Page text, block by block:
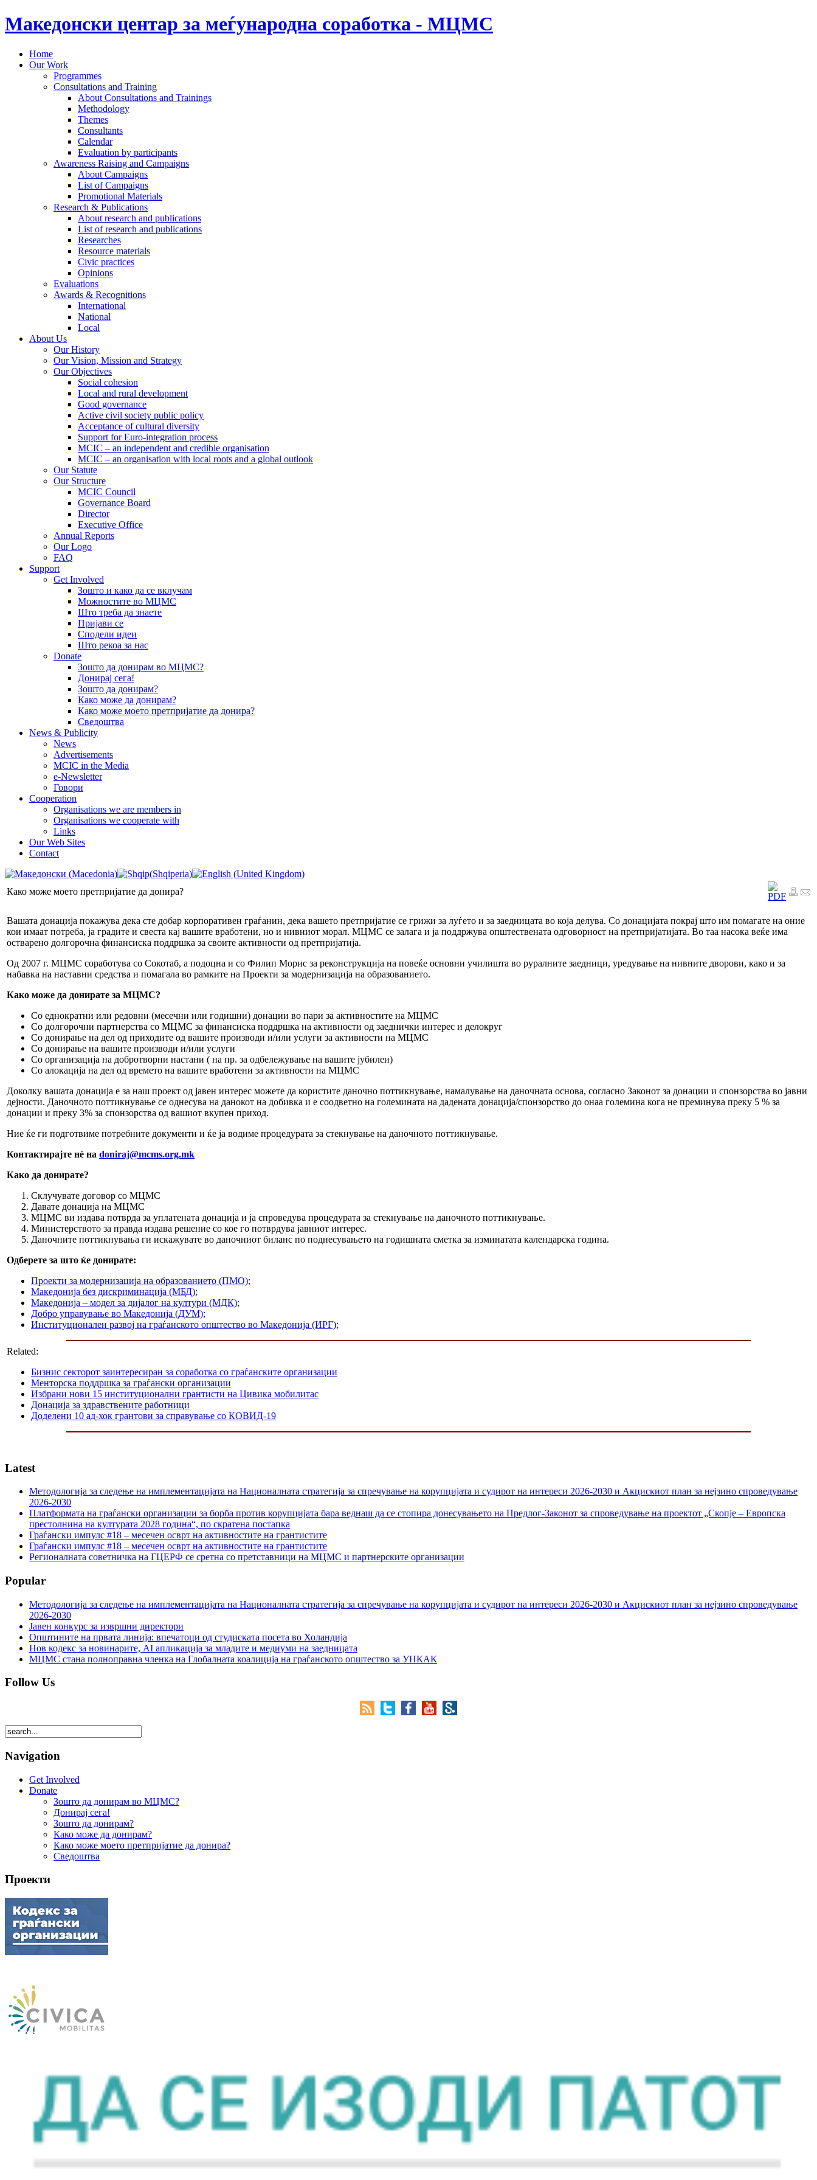
Македонски центар за меѓународна соработка - МЦМС
Home
Our Work
Programmes
Consultations and Training
About Consultations and Trainings
Methodology
Themes
Consultants
Calendar
Evaluation by participants
Awareness Raising and Campaigns
About Campaigns
List of Campaigns
Promotional Materials
Research & Publications
About research and publications
List of research and publications
Researches
Resource materials
Civic practices
Opinions
Evaluations
Awards & Recognitions
International
National
Local
About Us
Our History
Our Vision, Mission and Strategy
Our Objectives
Social cohesion
Local and rural development
Good governance
Active civil society public policy
Acceptance of cultural diversity
Support for Euro-integration process
MCIC – an independent and credible organisation
MCIC – an organisation with local roots and a global outlook
Our Statute
Our Structure
MCIC Council
Governance Board
Director
Executive Office
Annual Reports
Our Logo
FAQ
Support
Get Involved
Зошто и како да се вклучам
Можностите во МЦМС
Што треба да знаете
Пријави се
Сподели идеи
Што рекоа за нас
Donate
Зошто да донирам во МЦМС?
Донирај сега!
Зошто да донирам?
Како може да донирам?
Како може моето претпријатие да донира?
Сведоштва
News & Publicity
News
Advertisements
MCIC in the Media
e-Newsletter
Говори
Cooperation
Organisations we are members in
Organisations we cooperate with
Links
Our Web Sites
Contact
Како може моето претпријатие да донира?
Вашата донација покажува дека сте добар корпоративен граѓанин, дека вашето претпријатие се грижи за луѓето и за заедницата во која делува. Со донацијата покрај што им помагате на оние
кои имаат потреба, ја градите и свеста кај вашите вработени, но и нивниот морал. МЦМС се залага и ја поддржува општествената одговорност на претпријатијата. Во таа насока веќе има
остварено долгорочна финансиска поддршка за своите активности од претпријатија.
Од 2007 г. МЦМС соработува со Сокотаб, а подоцна и со Филип Морис за реконструкција на повеќе основни училишта во руралните заедници, уредување на нивните дворови, како и за
набавка на наставни средства и помагала во рамките на Проекти за модернизација на образованието.
Како може да донирате за МЦМС?
Со еднократни или редовни (месечни или годишни) донации во пари за активностите на МЦМС
Со долгорочни партнерства со МЦМС за финансиска поддршка на активности од заеднички интерес и делокруг
Со донирање на дел од приходите од вашите производи и/или услуги за активности на МЦМС
Со донирање на вашите производи и/или услуги
Со организација на добротворни настани ( на пр. за одбележување на вашите јубилеи)
Со алокација на дел од времето на вашите вработени за активности на МЦМС
Доколку вашата донација е за наш проект од јавен интерес можете да користите даночно поттикнување, намалување на даночната основа, согласно Законот за донации и спонзорства во јавни
дејности. Даночното поттикнување се однесува на данокот на добивка и е соодветно на големината на дадената донација/спонзорство до онаа големина кога не преминува преку 5 % за
донации и преку 3% за спонзорства од вашиот вкупен приход.
Ние ќе ги подготвиме потребните документи и ќе ја водиме процедурата за стекнување на даночното поттикнување.
Контактирајте нѐ на doniraj@mcms.org.mk
Како да донирате?
Склучувате договор со МЦМС
Давате донација на МЦМС
МЦМС ви издава потврда за уплатената донација и ја спроведува процедурата за стекнување на даночното поттикнување.
Министерството за правда издава решение со кое го потврдува јавниот интерес.
Даночните поттикнувања ги искажувате во даночниот биланс по поднесувањето на годишната сметка за изминатата календарска година.
Одберете за што ќе донирате:
Проекти за модернизација на образованието (ПМО);
Македонија без дискриминација (МБД);
Македонија – модел за дијалог на култури (МДК);
Добро управување во Македонија (ДУМ);
Институционален развој на граѓанското општество во Македонија (ИРГ);
Related:
Бизнис секторот заинтересиран за соработка со граѓанските организации
Менторска поддршка за граѓански организации
Избрани нови 15 институционални грантисти на Цивика мобилитас
Донација за здравствените работници
Доделени 10 ад-хок грантови за справување со КОВИД-19
Latest
Методологија за следење на имплементацијата на Националната стратегија за спречување на корупцијата и судирот на интереси 2026-2030 и Акцискиот план за нејзино спроведување
2026-2030
Платформата на граѓански организации за борба против корупцијата бара веднаш да се стопира донесувањето на Предлог-Законот за спроведување на проектот „Скопје – Европска
престолнина на културата 2028 година“, по скратена постапка
Граѓански импулс #18 – месечен осврт на активностите на грантистите
Граѓански импулс #18 – месечен осврт на активностите на грантистите
Регионалната советничка на ГЦЕРФ се сретна со претставници на МЦМС и партнерските организации
Popular
Методологија за следење на имплементацијата на Националната стратегија за спречување на корупцијата и судирот на интереси 2026-2030 и Акцискиот план за нејзино спроведување
2026-2030
Јавен конкурс за извршни директори
Општините на првата линија: впечатоци од студиската посета во Холандија
Нов кодекс за новинарите, AI апликација за младите и медиуми на заедницата
МЦМС стана полноправна членка на Глобалната коалиција на граѓанското општество за УНКАК
Follow Us
Navigation
Get Involved
Donate
Зошто да донирам во МЦМС?
Донирај сега!
Зошто да донирам?
Како може да донирам?
Како може моето претпријатие да донира?
Сведоштва
Проекти